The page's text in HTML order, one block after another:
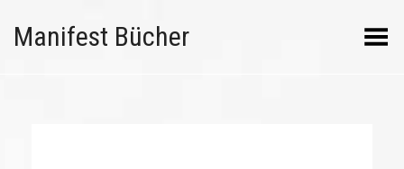
Manifest Bücher Menü umschalten